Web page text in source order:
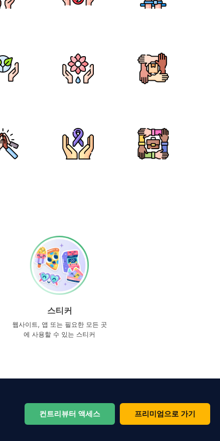
스티커
웹사이트, 앱 또는 필요한 모든 곳
에 사용할 수 있는 스티커
컨트리뷰터 액세스 프리미엄으로 가기